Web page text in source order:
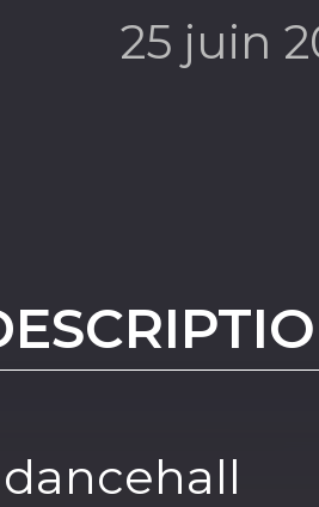
25 juin